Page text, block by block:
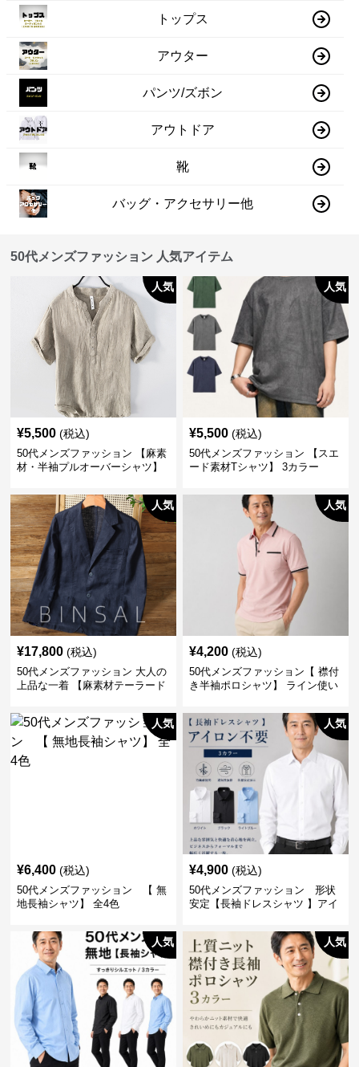
トップス
アウター
パンツ/ズボン
アウトドア
靴
バッグ・アクセサリー他
50代メンズファッション 人気アイテム
人気
¥5,500 (税込)
50代メンズファッション 【麻素
材・半袖プルオーバーシャツ】
人気
¥5,500 (税込)
50代メンズファッション 【スエ
ード素材Tシャツ】 3カラー
人気
¥17,800 (税込)
50代メンズファッション 大人の
上品な一着 【麻素材テーラード
人気
¥4,200 (税込)
50代メンズファッション【 襟付
き半袖ポロシャツ】 ライン使い
人気
¥6,400 (税込)
50代メンズファッション 【 無
地長袖シャツ】 全4色
人気
¥4,900 (税込)
50代メンズファッション 形状
安定【長袖ドレスシャツ 】アイ
人気 人気